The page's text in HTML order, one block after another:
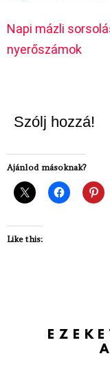
Napi mázli
nyerőszámok
Szólj hozzá!
Ajánlod másoknak?
Like this: